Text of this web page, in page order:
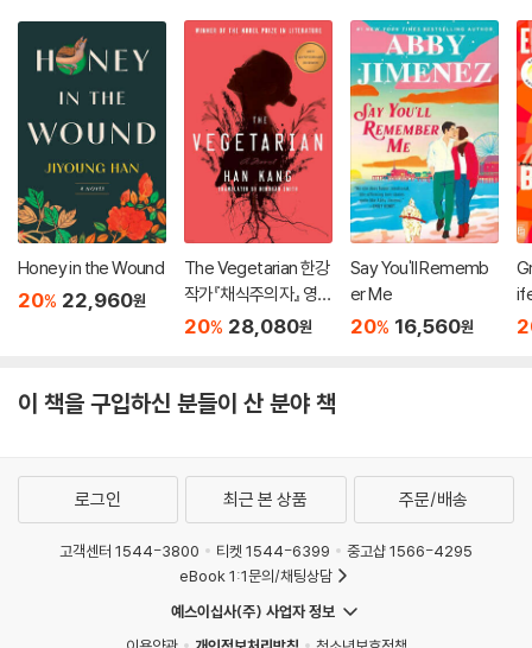
Honey in the Wound
20% 22,960원
The Vegetarian 한강
작가『채식주의자』 영문
판 (미국판)
20% 28,080원
Say You'll Rememb
er Me
20% 16,560원
이 책을 구입하신 분들이 산 분야 책
로그인 최근 본 상품 주문/배송
고객센터 1544-3800 티켓 1544-6399
중고샵 1566-4295
eBook 1:1문의/채팅상담
예스이십사(주) 사업자 정보